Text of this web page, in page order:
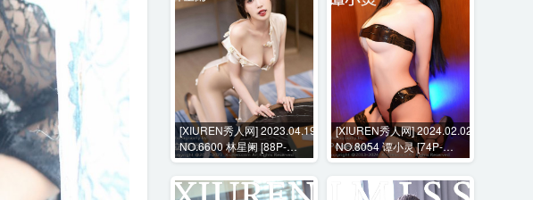
[XIUREN秀人网] 2023.04.19
NO.6600 林星阑 [88P-
662MB]
[XIUREN秀人网] 2024.02.02
NO.8054 谭小灵 [74P-
777MB]